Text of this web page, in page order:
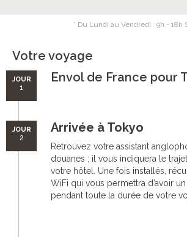
* Du Lundi au Vendredi : 9h - 18h
Votre voyage
JOUR
1
Envol de France pour
JOUR
2
Arrivée à Tokyo
Retrouvez votre assistant
douanes ; il vous indiquera le
votre hôtel. Une fois installés,
WiFi qui vous permettra d’avoir
pendant toute la durée de votre